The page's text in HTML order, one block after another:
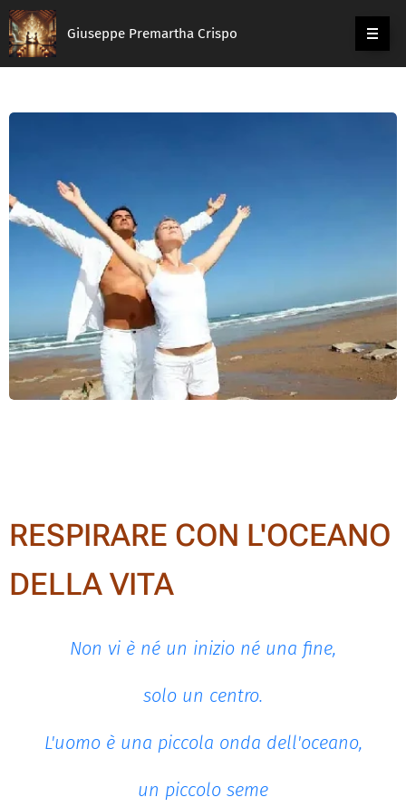
Giuseppe Premartha Crispo
RESPIRARE CON L'OCEANO
DELLA VITA
Non vi è né un inizio né una fine,
solo un centro.
L'uomo è una piccola onda dell'oceano,
un piccolo seme